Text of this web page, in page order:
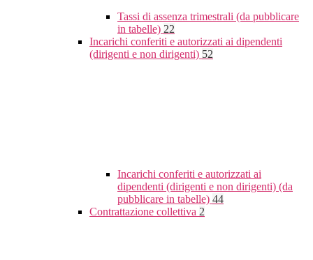
Tassi di assenza trimestrali (da pubblicare
in tabelle) 22
Incarichi conferiti e autorizzati ai dipendenti
(dirigenti e non dirigenti) 52
Incarichi conferiti e autorizzati ai
dipendenti (dirigenti e non dirigenti) (da
pubblicare in tabelle) 44
Contrattazione collettiva 2